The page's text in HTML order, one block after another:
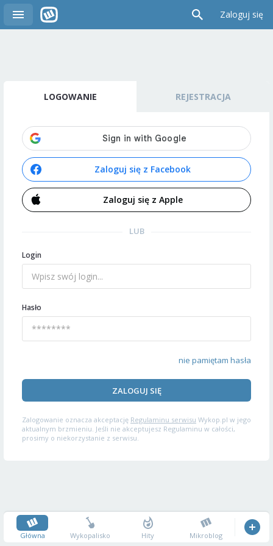
Zaloguj się
LOGOWANIE REJESTRACJA
Zaloguj się z Facebook
Zaloguj się z Apple
LUB
Login
Hasło
nie pamiętam hasła
ZALOGUJ SIĘ
Zalogowanie oznacza akceptację Regulaminu serwisu Wykop.pl w jego
aktualnym brzmieniu. Jeśli nie akceptujesz Regulaminu w całości,
prosimy o niekorzystanie z serwisu.
Główna Wykopalisko Hity Mikroblog